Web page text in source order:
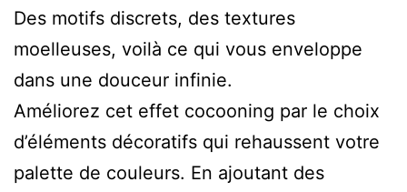
Des motifs discrets, des textures
moelleuses, voilà ce qui vous enveloppe
dans une douceur infinie.
Améliorez cet effet cocooning par le choix
d’éléments décoratifs qui rehaussent votre
palette de couleurs. En ajoutant des